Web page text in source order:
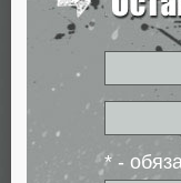
* -